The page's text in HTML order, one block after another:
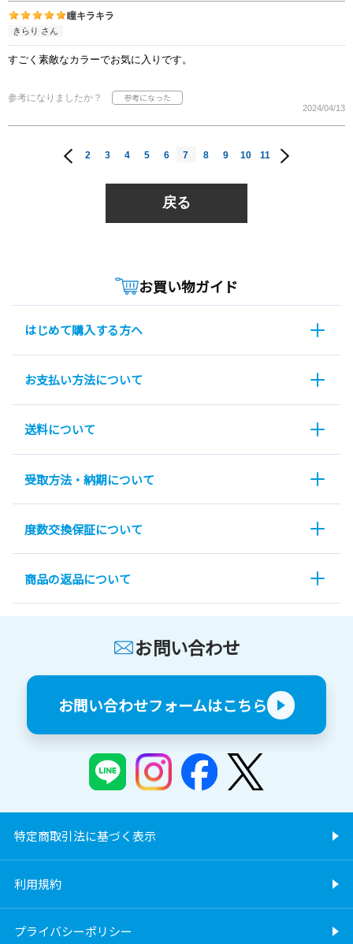
瞳キラキラ
きらり さん
すごく素敵なカラーでお気に入りです。
参考になりましたか？
2024/04/13
2 3 4 5 6 7 8 9 10 11
戻る
お買い物ガイド
はじめて購入する方へ
お支払い方法について
送料について
受取方法・納期について
度数交換保証について
商品の返品について
お問い合わせ
お問い合わせフォームはこちら
特定商取引法に基づく表示
利用規約
プライバシーポリシー